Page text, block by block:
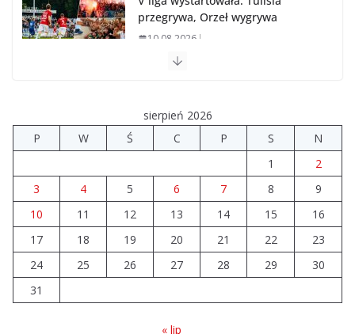
przegrywa, Orzeł wygrywa
10.08.2026
Akademia Sportu rozpoczęła przygotowania do
nowego sezonu
07.08.2026
Nowy samochód zaopatrzeniowy
dla strażaków z Turku
sierpień 2026
P
W Ś C P S
N
1
2
3
4 5 6 7 8
9
10
11 12 13 14 15
16
17
18 19 20 21 22
23
24
25 26 27 28 29
30
31
« lip